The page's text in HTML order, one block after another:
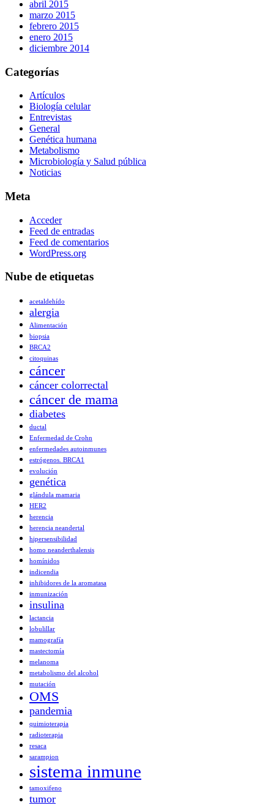
abril 2015
marzo 2015
febrero 2015
enero 2015
diciembre 2014
Categorías
Artículos
Biología celular
Entrevistas
General
Genética humana
Metabolismo
Microbiología y Salud pública
Noticias
Meta
Acceder
Feed de entradas
Feed de comentarios
WordPress.org
Nube de etiquetas
acetaldehído
alergia
Alimentación
biopsia
BRCA2
citoquinas
cáncer
cáncer colorrectal
cáncer de mama
diabetes
ductal
Enfermedad de Crohn
enfermedades autoinmunes
estrógenos. BRCA1
evolución
genética
glándula mamaria
HER2
herencia
herencia neandertal
hipersensibilidad
homo neanderthalensis
homínidos
indicendia
inhibidores de la aromatasa
inmunización
insulina
lactancia
lobulillar
mamografía
mastectomía
melanoma
metabolismo del alcohol
mutación
OMS
pandemia
quimioterapia
radioterapia
resaca
sarampion
sistema inmune
tamoxifeno
tumor